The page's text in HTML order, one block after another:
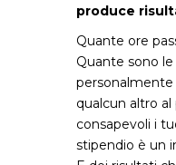
produce
Quante ore
Quante sono
qualcun altro
consapevoli i
stipendio è un